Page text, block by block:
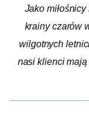
Jako
krainy czarów
wilgotnych
nasi klienci